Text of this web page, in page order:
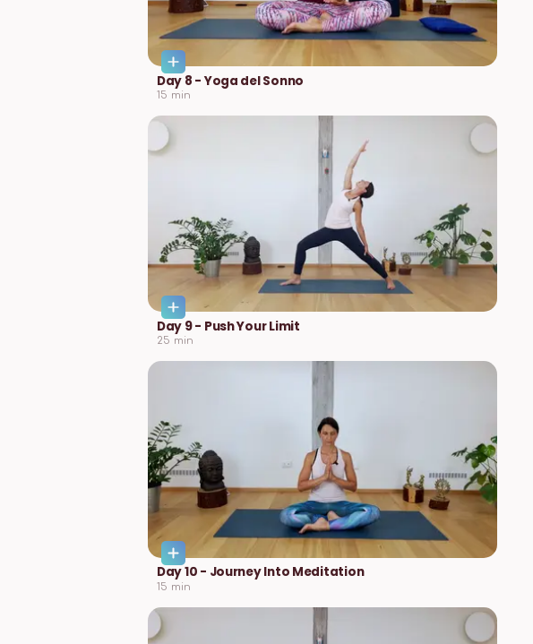
Day 8 - Yoga del Sonno
15 min
Day 9 - Push Your Limit
25 min
Day 10 - Journey Into Meditation
15 min